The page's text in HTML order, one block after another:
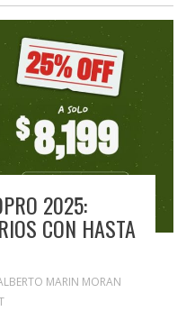
2025:
CON HASTA
MARIN MORAN